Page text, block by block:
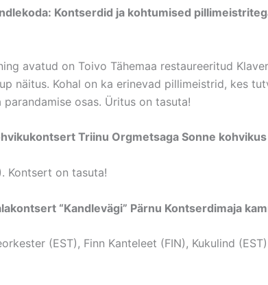
Kontserdid ja kohtumised
avatud on Toivo Tähemaa restaureeritud
näitus. Kohal on ka erinevad pillimeistrid, kes
osas. Üritus on tasuta!
Triinu Orgmetsaga Sonne kohvikus
Kontsert on tasuta!
“Kandlevägi” Pärnu Kontserdimaja
(EST), Finn Kanteleet (FIN), Kukulind